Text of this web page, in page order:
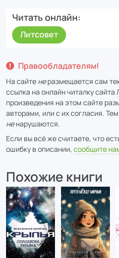
Читать онлайн
Литсовет
Правообладателям!
На сайте неразмещается сам
ссылка на онлайн читалку сайта
произведения на этом сайте
авторами, или с их согласия.
ненарушаются.
Если вы всё же считаете, что
ошибку в описании, сообщите
Похожие книги